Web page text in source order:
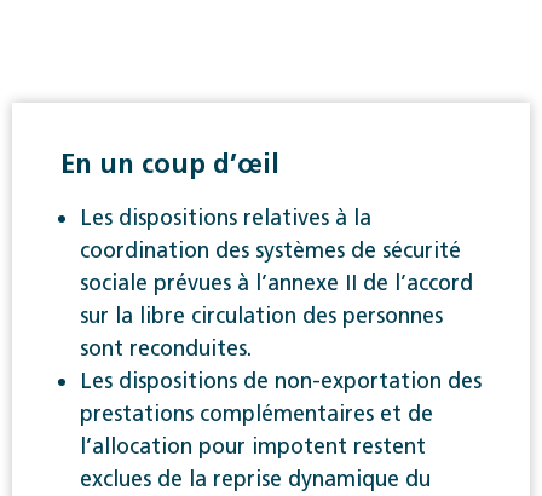
En un coup d’œil
Les dispositions relatives à la
coordination des systèmes de sécurité
sociale prévues à l’annexe II de l’accord
sur la libre circulation des personnes
sont reconduites.
Les dispositions de non-exportation des
prestations complémentaires et de
l’allocation pour impotent restent
exclues de la reprise dynamique du